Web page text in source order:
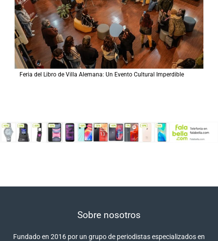
Feria del Libro de Villa Alemana: Un Evento Cultural Imperdible
Sobre nosotros
Fundado en 2016 por un grupo de periodistas especializados en